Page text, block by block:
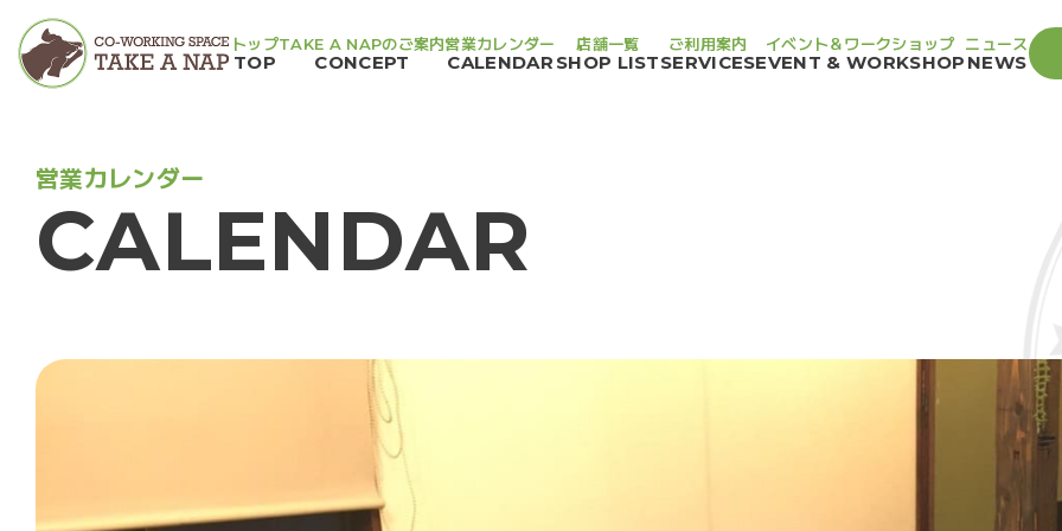
TOP
トップ
CONCEPT
TAKE A NAPのご案内
CALENDAR
営業カレンダー
SHOP LIST
店舗一覧
SERVICES
ご利用案内
EVENT & WORKSHOP
イベント＆ワークショップ
NEWS
ニュース
営業カ レンダー
CALENDAR